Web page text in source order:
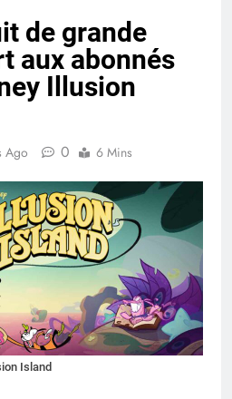
de grande
aux abonnés
Illusion
Ago 0 6 Mins
Island